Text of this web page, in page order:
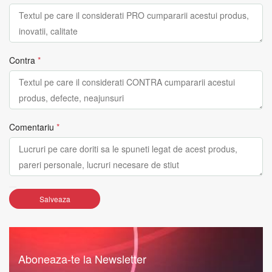
Contra *
Comentariu *
Salveaza
Aboneaza-te la Newsletter